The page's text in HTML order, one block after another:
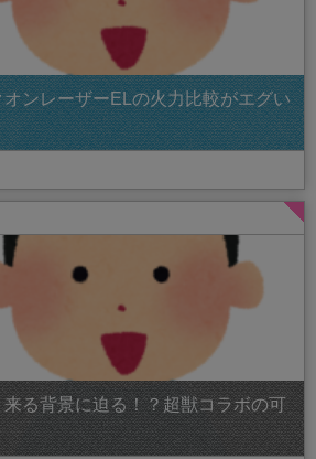
ンレーザーELの火力比較がエグい
る背景に迫る！？超獣コラボの可